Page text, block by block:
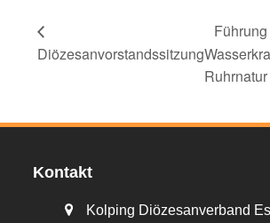
Diözesanvorstandssitzung
Führung
Ruhrnatur
Kontakt
Kolping Diözesanverband